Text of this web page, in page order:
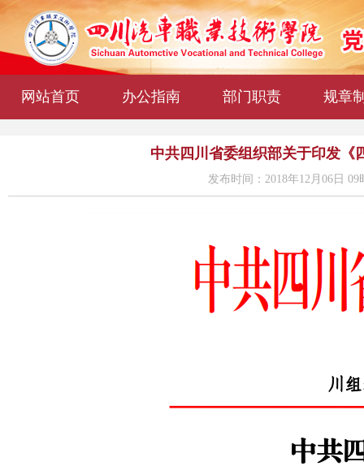
网站首页 办公指南 部门职责 规章
中共四川省委组织部关于印发《
发布时间：2018年12月06日 09